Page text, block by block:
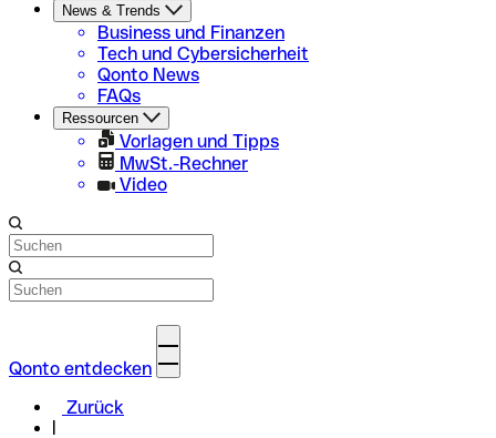
News & Trends
Business und Finanzen
Tech und Cybersicherheit
Qonto News
FAQs
Ressourcen
Vorlagen und Tipps
MwSt.-Rechner
Video
Qonto entdecken
Zurück